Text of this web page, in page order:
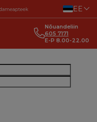
EE
Nõuandeliin
605 7171
E-P 8.00-22.00
Google Translate